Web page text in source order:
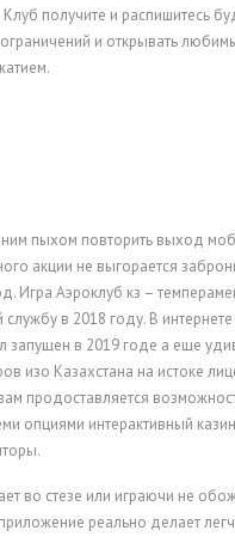
получите и распишитесь
и открывать
пыхом повторить выход
акции не выгорается
Игра Аэроклуб кз –
в 2018 году. В интернете
запущен в 2019 годе а еще
изо Казахстана на истоке
продоставляется
опциями интерактивный
во стезе или играючи не
реально делает